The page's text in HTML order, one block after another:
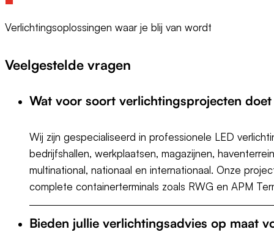
Verlichtingsoplossingen waar je blij van wordt
Veelgestelde vragen
Wat voor soort verlichtingsprojecten
Wij zijn gespecialiseerd in professionele LED
bedrijfshallen, werkplaatsen, magazijnen,
multinational, nationaal en internationaal. Onze
complete containerterminals zoals RWG en APM
Bieden jullie verlichtingsadvies op maat